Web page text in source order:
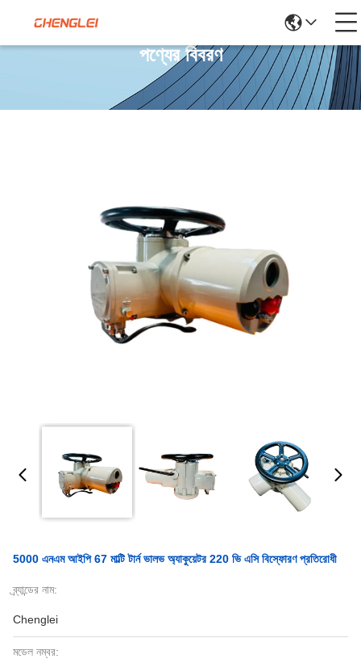
পণ্যের বিবরণ
5000 এনএম আইপি 67 মাল্টি টার্ন ভালভ অ্যাকুয়েটর 220 ভি এসি বিস্ফোরণ প্রতিরোধী
ব্র্যান্ডের নাম:
Chenglei
মডেল নম্বর: